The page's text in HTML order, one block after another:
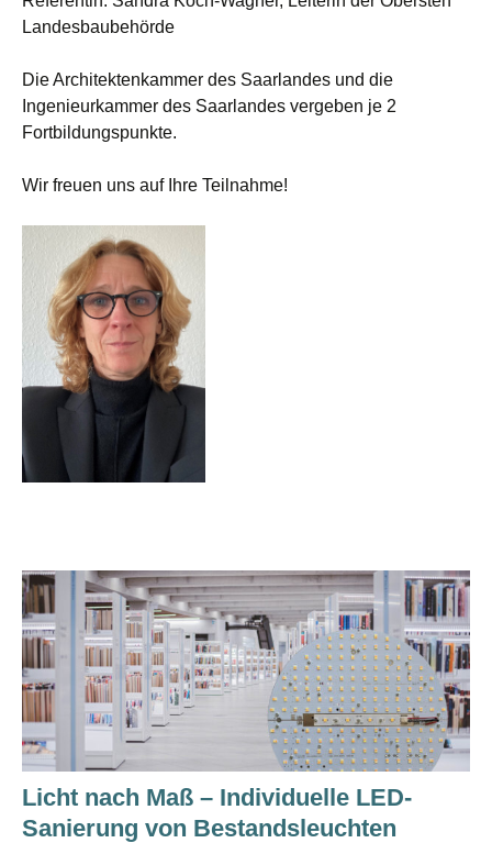
Landesbaubehörde
Die Architektenkammer des Saarlandes und die
Ingenieurkammer des Saarlandes vergeben je 2
Fortbildungspunkte.
Wir freuen uns auf Ihre Teilnahme!
Licht nach Maß – Individuelle LED-
Sanierung von Bestandsleuchten